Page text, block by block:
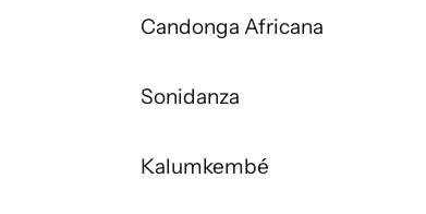
Candonga Africana
Sonidanza
Kalumkembé